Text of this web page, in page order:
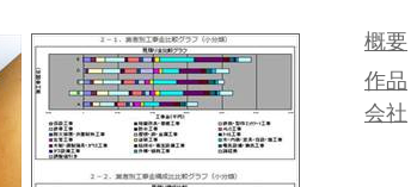
概要
作品
会社